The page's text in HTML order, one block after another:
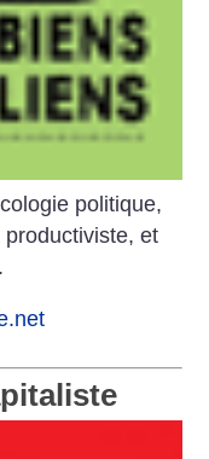
politique,
et